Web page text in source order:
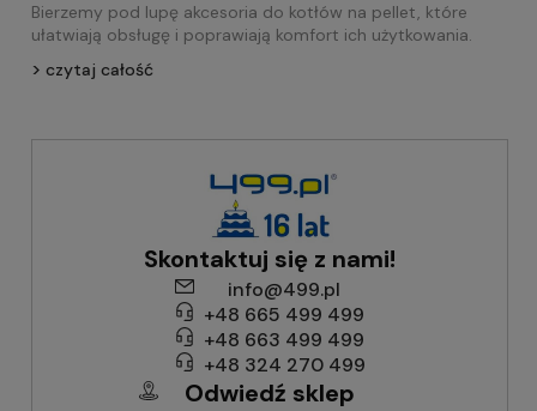
Bierzemy pod lupę akcesoria do kotłów na pellet, które
ułatwiają obsługę i poprawiają komfort ich użytkowania.
czytaj całość
Skontaktuj się z nami!
info@499.pl
+48 665 499 499
+48 663 499 499
+48 324 270 499
Odwiedź sklep